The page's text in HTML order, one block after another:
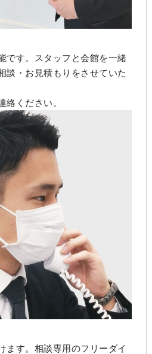
です。スタッフと会館を一緒
談・お見積もりをさせていた
絡ください。
ます。相談専用のフリーダイ